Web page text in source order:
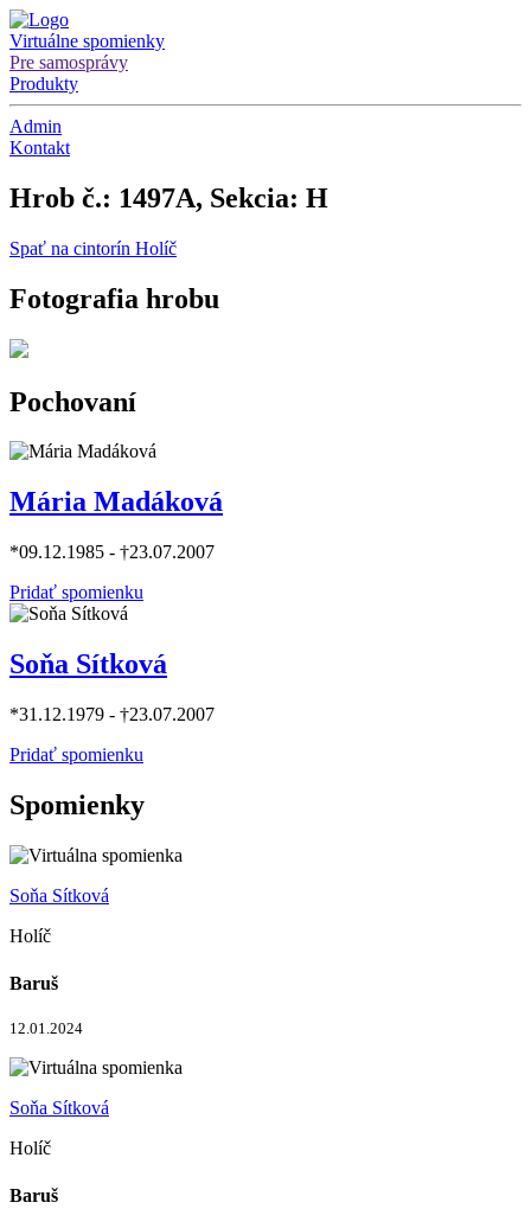
Virtuálne spomienky
Pre samosprávy
Produkty
Admin
Kontakt
Hrob č.: 1497A, Sekcia: H
Spať na cintorín Holíč
Fotografia hrobu
Pochovaní
Mária Madáková
*09.12.1985 - †23.07.2007
Pridať spomienku
Soňa Sítková
*31.12.1979 - †23.07.2007
Pridať spomienku
Spomienky
Soňa Sítková
Holíč
Baruš
12.01.2024
Soňa Sítková
Holíč
Baruš